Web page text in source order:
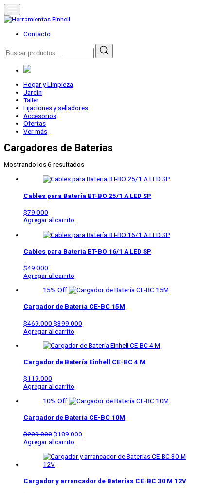
Skip
to
content
Herramientas Einhell
Distribuidor Oficial
Contacto
Buscar
por:
Hogar y Limpieza
Jardin
Taller
Fijaciones y selladores
Accesorios
Ofertas
Ver más
Cargadores de Baterias
Mostrando los 6 resultados
Cables para Batería BT-BO 25/1 A LED SP
$79.000
Agregar al carrito
Cables para Batería BT-BO 16/1 A LED SP
$49.000
Agregar al carrito
15% Off
Cargador de Batería CE-BC 15M
$469.000$399.000
Agregar al carrito
Cargador de Batería Einhell CE-BC 4 M
$119.000
Agregar al carrito
10% Off
Cargador de Batería CE-BC 10M
$209.000$189.000
Agregar al carrito
Cargador y arrancador de Baterías CE-BC 30 M 12V